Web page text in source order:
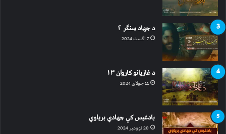
د جهاد سنګر ۲
7 اگست 2024
د غازیانو کاروان ۱۳
11 جولای 2024
بادغیس کې جهادي بریاوي
20 نوومبر 2024